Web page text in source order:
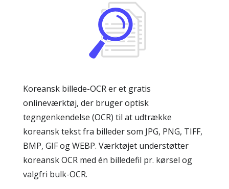
Koreansk billede-OCR er et gratis
onlineværktøj, der bruger optisk
tegngenkendelse (OCR) til at udtrække
koreansk tekst fra billeder som JPG, PNG, TIFF,
BMP, GIF og WEBP. Værktøjet understøtter
koreansk OCR med én billedefil pr. kørsel og
valgfri bulk-OCR.